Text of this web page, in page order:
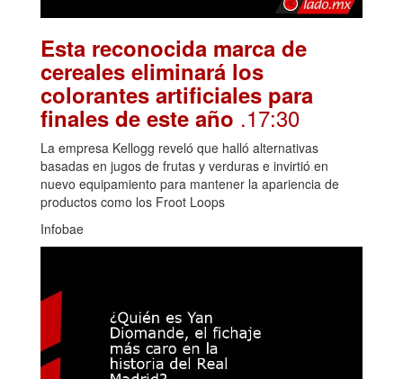
Esta reconocida marca de
cereales eliminará los
colorantes artificiales para
finales de este año .17:30
La empresa Kellogg reveló que halló alternativas
basadas en jugos de frutas y verduras e invirtió en
nuevo equipamiento para mantener la apariencia de
productos como los Froot Loops
Infobae